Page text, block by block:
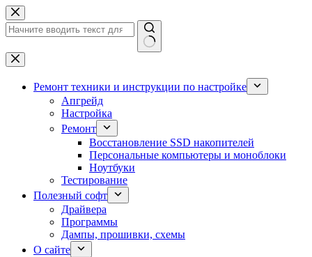
Перейти
к
сути
Ничего
не
найденоРемонт техники и инструкции по настройке
Апгрейд
Настройка
Ремонт
Восстановление SSD накопителей
Персональные компьютеры и моноблоки
Ноутбуки
Тестирование
Полезный софт
Драйвера
Программы
Дампы, прошивки, схемы
О сайте